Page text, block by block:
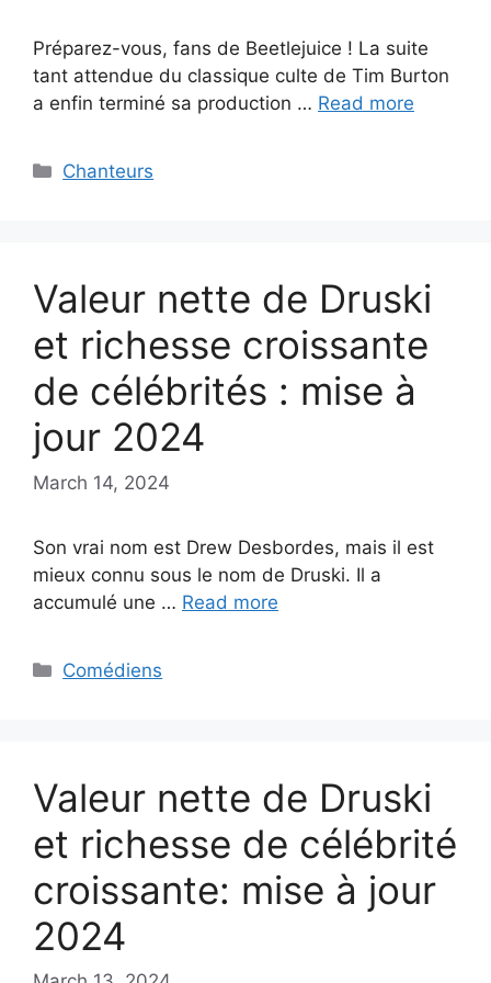
Préparez-vous, fans de Beetlejuice ! La suite
tant attendue du classique culte de Tim Burton
a enfin terminé sa production … Read more
Categories
Chanteurs
Valeur nette de Druski
et richesse croissante
de célébrités : mise à
jour 2024
March 14, 2024
Son vrai nom est Drew Desbordes, mais il est
mieux connu sous le nom de Druski. Il a
accumulé une … Read more
Categories
Comédiens
Valeur nette de Druski
et richesse de célébrité
croissante: mise à jour
2024